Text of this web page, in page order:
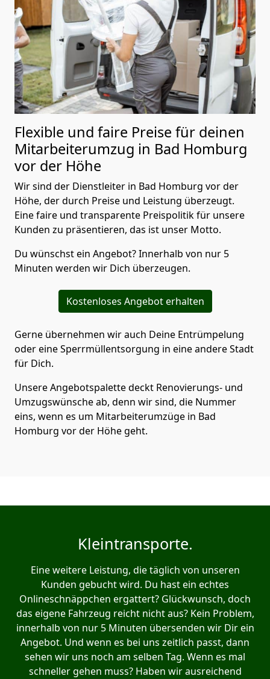
Flexible und faire Preise für deinen
Mitarbeiterumzug in Bad Homburg
vor der Höhe
Wir sind der Dienstleiter in Bad Homburg vor der
Höhe, der durch Preise und Leistung überzeugt.
Eine faire und transparente Preispolitik für unsere
Kunden zu präsentieren, das ist unser Motto.
Du wünschst ein Angebot? Innerhalb von nur 5
Minuten werden wir Dich überzeugen.
Kostenloses Angebot erhalten
Gerne übernehmen wir auch Deine Entrümpelung
oder eine Sperrmüllentsorgung in eine andere Stadt
für Dich.
Unsere Angebotspalette deckt Renovierungs- und
Umzugswünsche ab, denn wir sind, die Nummer
eins, wenn es um Mitarbeiterumzüge in Bad
Homburg vor der Höhe geht.
Kleintransporte.
Eine weitere Leistung, die täglich von unseren
Kunden gebucht wird. Du hast ein echtes
Onlineschnäppchen ergattert? Glückwunsch, doch
das eigene Fahrzeug reicht nicht aus? Kein Problem,
innerhalb von nur 5 Minuten übersenden wir Dir ein
Angebot. Und wenn es bei uns zeitlich passt, dann
sehen wir uns noch am selben Tag. Wenn es mal
schneller gehen muss? Haben wir ausreichend